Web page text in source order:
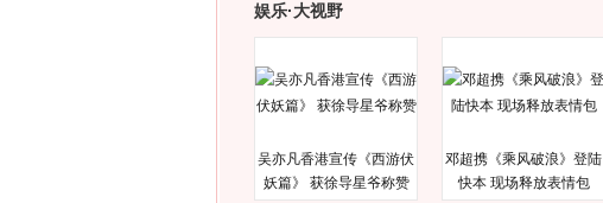
娱乐·大视野
吴亦凡香港宣传《西游伏
妖篇》 获徐导星爷称赞
邓超携《乘风破浪》登陆
快本 现场释放表情包